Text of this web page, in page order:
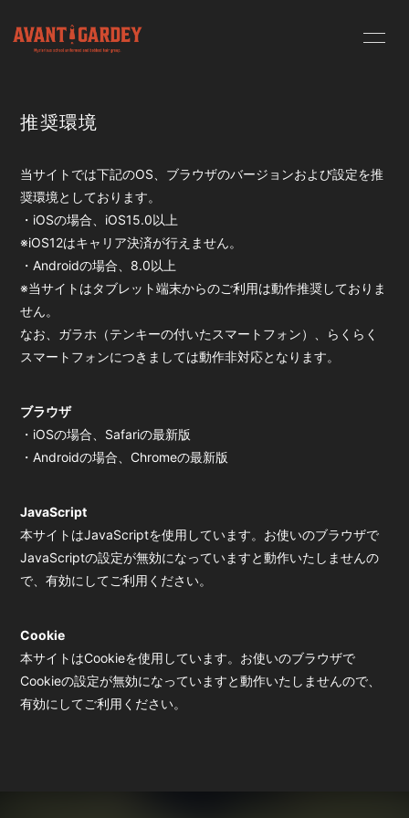
VIDEO
MOVIE
ラ
会員登録 ログイン
推奨環境
当サイトでは下記のOS、ブラウザのバージョンおよび設定を推
奨環境としております。
・iOSの場合、iOS15.0以上
※iOS12はキャリア決済が行えません。
・Androidの場合、8.0以上
※当サイトはタブレット端末からのご利用は動作推奨しておりま
せん。
なお、ガラホ（テンキーの付いたスマートフォン）、らくらく
スマートフォンにつきましては動作非対応となります。
ブラウザ
・iOSの場合、Safariの最新版
・Androidの場合、Chromeの最新版
JavaScript
本サイトはJavaScriptを使用しています。お使いのブラウザで
JavaScriptの設定が無効になっていますと動作いたしませんの
で、有効にしてご利用ください。
Cookie
本サイトはCookieを使用しています。お使いのブラウザで
Cookieの設定が無効になっていますと動作いたしませんので、
有効にしてご利用ください。